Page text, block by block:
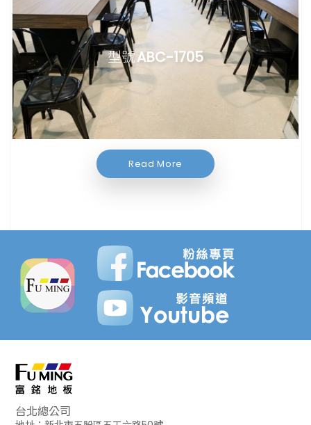
型號ABC-1705
Read More
台北總公司